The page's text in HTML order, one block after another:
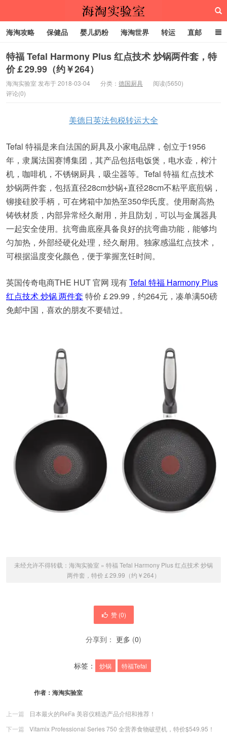
海淘实验室
海淘攻略 保健品 婴儿奶粉 海淘世界 转运 直邮
代购服务
特福 Tefal Harmony Plus 红点技术 炒锅两件套，特
价￡29.99（约￥264）
海淘实验室 发布于 2018-03-04 分类： 德国厨具
阅读(5650)
评论(0)
美德日英法包税转运大全
Tefal 特福是来自法国的厨具及小家电品牌，创立于1956
年，隶属法国赛博集团，其产品包括电饭煲，电水壶，榨汁
机，咖啡机，不锈钢厨具，吸尘器等。Tefal 特福 红点技术
炒锅两件套，包括直径28cm炒锅+直径28cm不粘平底煎锅，
铆接硅胶手柄，可在烤箱中加热至350华氏度。使用耐高热
铸铁材质，内部异常经久耐用，并且防划，可以与金属器具
一起安全使用。抗弯曲底座具备良好的抗弯曲功能，能够均
匀加热，外部经硬化处理，经久耐用。独家感温红点技术，
可根据温度变化颜色，便于掌握烹饪时间。
英国传奇电商THE HUT 官网 现有Tefal 特福 Harmony Plus
红点技术 炒锅 两件套 特价￡29.99，约264元，凑单满50磅
免邮中国，喜欢的朋友不要错过。
未经允许不得转载： 海淘实验室 » 特福 Tefal Harmony Plus 红点技术 炒锅
两件套，特价￡29.99（约￥264）
赞 (0)
分享到： 更多 (0)
标签： 炒锅 特福Tefal
作者： 海淘实验室
上一篇
日本最火的ReFa 美容仪精选产品介绍和推荐！
下一篇
Vitamix Professional Series 750 全营养食物破壁机，特价$549.95！